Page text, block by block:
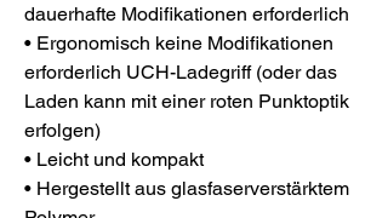
dauerhafte Modifikationen erforderlich
• Ergonomisch keine Modifikationen
erforderlich UCH-Ladegriff (oder das
Laden kann mit einer roten Punktoptik
erfolgen)
• Leicht und kompakt
• Hergestellt aus glasfaserverstärktem